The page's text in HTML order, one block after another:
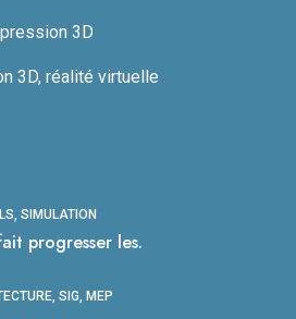
3D
3D, réalité virtuelle
SIMULATION
progresser les.
SIG, MEP